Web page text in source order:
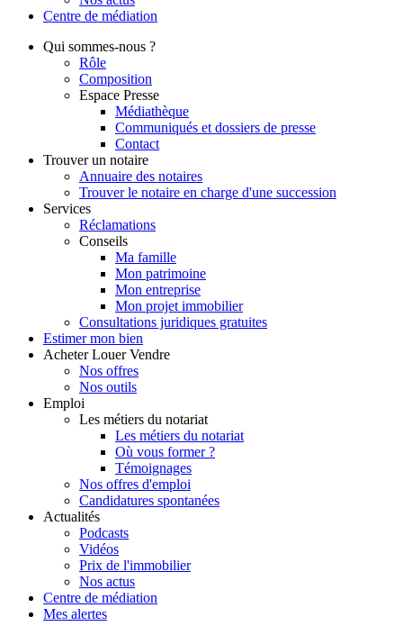
Centre de médiation
Qui sommes-nous ?
Rôle
Composition
Espace Presse
Médiathèque
Communiqués et dossiers de presse
Contact
Trouver un notaire
Annuaire des notaires
Trouver le notaire en charge d'une succession
Services
Réclamations
Conseils
Ma famille
Mon patrimoine
Mon entreprise
Mon projet immobilier
Consultations juridiques gratuites
Estimer mon bien
Acheter Louer Vendre
Nos offres
Nos outils
Emploi
Les métiers du notariat
Les métiers du notariat
Où vous former ?
Témoignages
Nos offres d'emploi
Candidatures spontanées
Actualités
Podcasts
Vidéos
Prix de l'immobilier
Nos actus
Centre de médiation
Mes alertes